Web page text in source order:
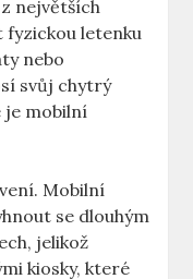
největších
fyzickou letenku
nebo
svůj chytrý
je mobilní
Mobilní
se dlouhým
jelikož
kiosky, které